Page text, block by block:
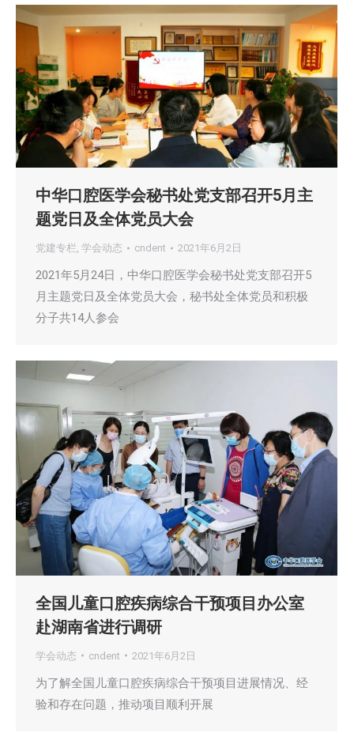
中华口腔医学会秘书处党支部召开5月主
题党日及全体党员大会
党建专栏, 学会动态 cndent 2021年6月2日
2021年5月24日，中华口腔医学会秘书处党支部召开5
月主题党日及全体党员大会，秘书处全体党员和积极
分子共14人参会
全国儿童口腔疾病综合干预项目办公室
赴湖南省进行调研
学会动态 cndent 2021年6月2日
为了解全国儿童口腔疾病综合干预项目进展情况、经
验和存在问题，推动项目顺利开展